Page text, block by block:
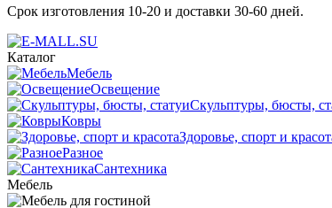
Срок изготовления 10-20 и доставки 30-60 дней.
Каталог
Мебель
Освещение
Скульптуры, бюсты,
Ковры
Здоровье, спорт и
Разное
Сантехника
Мебель